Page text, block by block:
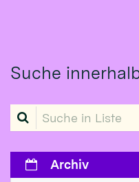
Suche
Suche in Liste
Archiv